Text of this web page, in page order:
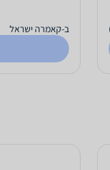
ב-קאמרה ישראל